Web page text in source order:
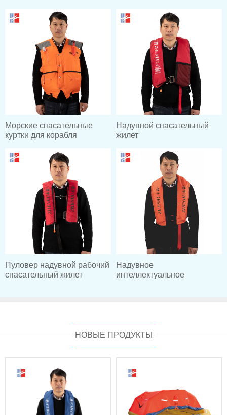
Морские спасательные
куртки для корабля
Надувной спасательный
жилет
Пуловер надувной рабочий
спасательный жилет
Надувное
интеллектуальное
НОВЫЕ ПРОДУКТЫ